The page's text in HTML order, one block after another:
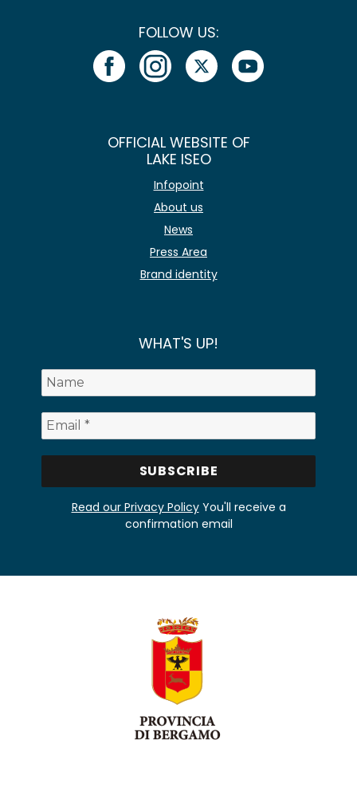
FOLLOW US:
OFFICIAL WEBSITE OF
LAKE ISEO
Infopoint
About us
News
Press Area
Brand identity
WHAT'S UP!
Read our Privacy PolicyYou'll receive a
confirmation email